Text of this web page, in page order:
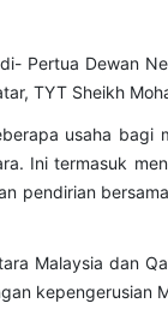
Pertua Dewan
TYT Sheikh
usaha bagi
Ini termasuk
pendirian
Malaysia dan
kepengerusian